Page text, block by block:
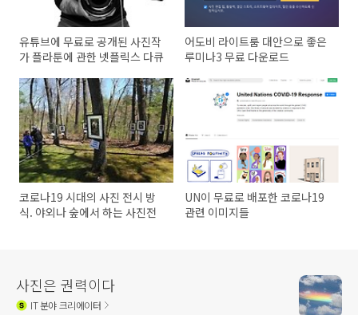
유튜브에 무료로 공개된 사진작
가 플라툰에 관한 넷플릭스 다큐
어도비 라이트룸 대안으로 좋은
루미나3 무료 다운로드
코로나19 시대의 사진 전시 방
식. 야외나 숲에서 하는 사진전
UN이 무료로 배포한 코로나19
관련 이미지들
사진은 권력이다
IT분야 크리에이터